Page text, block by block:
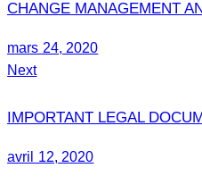
dolore.
Kevin
Smith
CHANGE MANAGEMENT
mars 24, 2020
Next
IMPORTANT LEGAL
avril 12, 2020